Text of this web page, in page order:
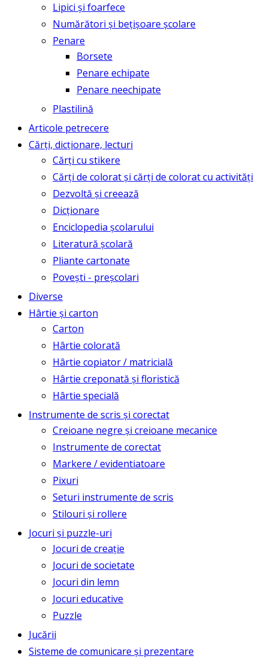
Lipici și foarfece
Numărători și bețișoare școlare
Penare
Borsete
Penare echipate
Penare neechipate
Plastilină
Articole petrecere
Cărți, dicționare, lecturi
Cărți cu stikere
Cărți de colorat și cărți de colorat cu activități
Dezvoltă și creează
Dicționare
Enciclopedia școlarului
Literatură școlară
Pliante cartonate
Povești - preșcolari
Diverse
Hârtie și carton
Carton
Hârtie colorată
Hârtie copiator / matricială
Hârtie creponată și floristică
Hârtie specială
Instrumente de scris și corectat
Creioane negre și creioane mecanice
Instrumente de corectat
Markere / evidentiatoare
Pixuri
Seturi instrumente de scris
Stilouri și rollere
Jocuri și puzzle-uri
Jocuri de creație
Jocuri de societate
Jocuri din lemn
Jocuri educative
Puzzle
Jucării
Sisteme de comunicare și prezentare